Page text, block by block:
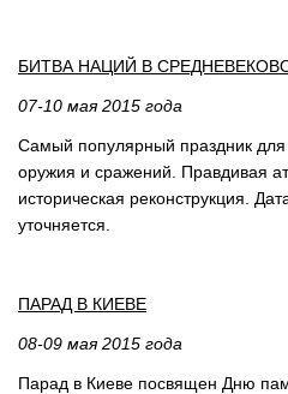
БИТВА НАЦИЙ В
07-10 мая 2015 года
Самый популярный праздник для
оружия и сражений. Правдивая
историческая реконструкция.
уточняется.
ПАРАД В КИЕВЕ
08-09 мая 2015 года
Парад в Киеве посвящен Дню